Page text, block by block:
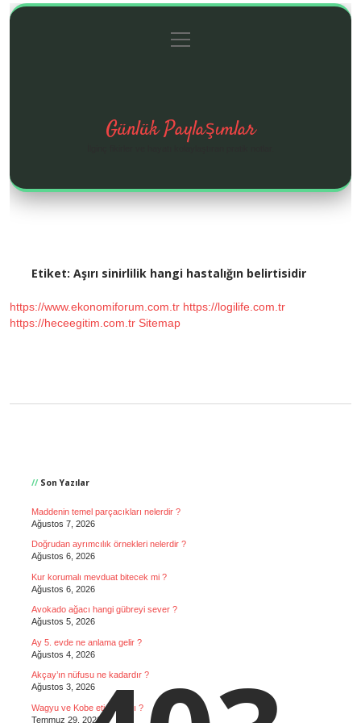
Gizlilik Politikası
menüyü
aç
Günlük Paylaşımlar
Etiket: Aşırı sinirlilik hangi hastalığın belirtisidir
https://www.ekonomiforum.com.tr https://logilife.com.tr
https://heceegitim.com.tr Sitemap
Son Yazılar
Maddenin temel parçacıkları nelerdir ?
Ağustos 7, 2026
Doğrudan ayrımcılık örnekleri nelerdir ?
Ağustos 6, 2026
Kur korumalı mevduat bitecek mi ?
Ağustos 6, 2026
Avokado ağacı hangi gübreyi sever ?
Ağustos 5, 2026
Ay 5. evde ne anlama gelir ?
Ağustos 4, 2026
Akçay’ın nüfusu ne kadardır ?
Ağustos 3, 2026
Wagyu ve Kobe eti aynı mı ?
Temmuz 29, 2026